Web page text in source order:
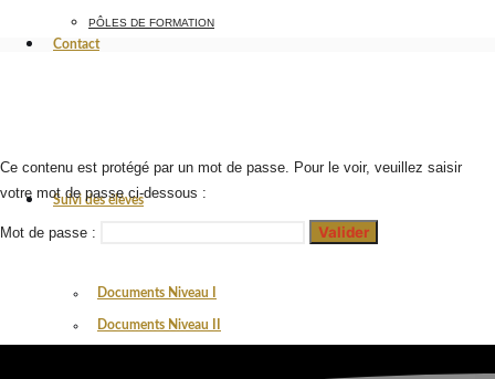
Contact
Suivi des élèves
Documents Niveau I
Documents Niveau II
PÔLES DE FORMATION
Ce contenu est protégé par un mot de passe. Pour le voir, veuillez saisir
votre mot de passe ci-dessous :
Mot de passe :